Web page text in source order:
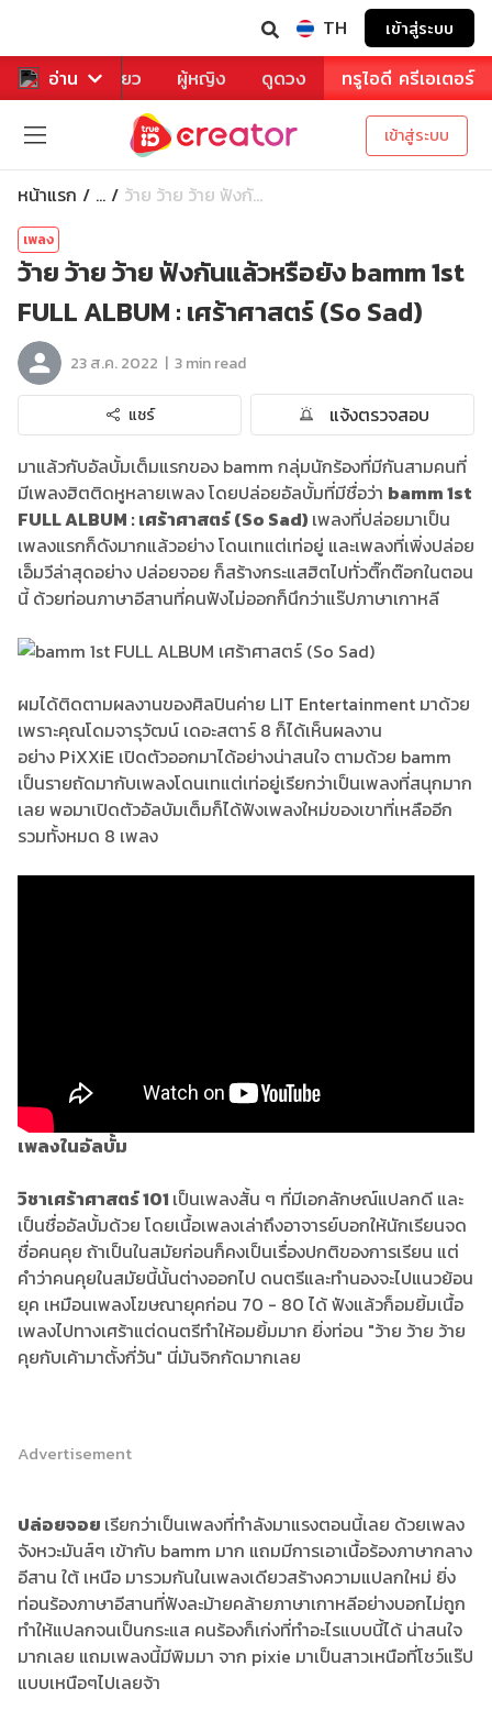
TH เข้าสู่ระบบ
อ่าน
หาร ท่องเที่ยว ผู้หญิง ดูดวง ทรูไอดี ครีเอเตอร์
เข้าสู่ระบบ
หน้าแรก ... ว้าย ว้าย ว้าย ฟังกั...
เพลง
ว้าย ว้าย ว้าย ฟังกันแล้วหรือยัง bamm 1st
FULL ALBUM : เศร้าศาสตร์ (So Sad)
23 ส.ค. 2022 | 3 min read
แชร์
แจ้งตรวจสอบ
มาแล้วกับอัลบั้มเต็มแรกของ bamm กลุ่มนักร้องที่มีกันสามคนที่
มีเพลงฮิตติดหูหลายเพลง โดยปล่อยอัลบั้มที่มีชื่อว่า bamm 1st
FULL ALBUM : เศร้าศาสตร์ (So Sad) เพลงที่ปล่อยมาเป็น
เพลงแรกก็ดังมากแล้วอย่าง โดนเทแต่เท่อยู่ และเพลงที่เพิ่งปล่อย
เอ็มวีล่าสุดอย่าง ปล่อยจอย ก็สร้างกระแสฮิตไปทั่วติ๊กต๊อกในตอน
นี้ ด้วยท่อนภาษาอีสานที่คนฟังไม่ออกก็นึกว่าแร๊ปภาษาเกาหลี
ผมได้ติดตามผลงานของศิลปินค่าย LIT Entertainment มาด้วย
เพราะคุณโดมจารุวัฒน์ เดอะสตาร์ 8 ก็ได้เห็นผลงาน
อย่าง PiXXiE เปิดตัวออกมาได้อย่างน่าสนใจ ตามด้วย bamm
เป็นรายถัดมากับเพลงโดนเทแต่เท่อยู่เรียกว่าเป็นเพลงที่สนุกมาก
เลย พอมาเปิดตัวอัลบัมเต็มก็ได้ฟังเพลงใหม่ของเขาที่เหลืออีก
รวมทั้งหมด 8 เพลง
เพลงในอัลบั้ม
วิชาเศร้าศาสตร์ 101 เป็นเพลงสั้น ๆ ที่มีเอกลักษณ์แปลกดี และ
เป็นชื่ออัลบั้มด้วย โดยเนื้อเพลงเล่าถึงอาจารย์บอกให้นักเรียนจด
ชื่อคนคุย ถ้าเป็นในสมัยก่อนก็คงเป็นเรื่องปกติของการเรียน แต่
คำว่าคนคุยในสมัยนี้นั้นต่างออกไป ดนตรีและทำนองจะไปแนวย้อน
ยุค เหมือนเพลงโฆษณายุคก่อน 70 - 80 ได้ ฟังแล้วก็อมยิ้มเนื้อ
เพลงไปทางเศร้าแต่ดนตรีทำให้อมยิ้มมาก ยิ่งท่อน "ว้าย ว้าย ว้าย
คุยกับเค้ามาตั้งกี่วัน" นี่มันจิกกัดมากเลย
Advertisement
ปล่อยจอย เรียกว่าเป็นเพลงที่ทำลังมาแรงตอนนี้เลย ด้วยเพลง
จังหวะมันส์ๆ เข้ากับ bamm มาก แถมมีการเอาเนื้อร้องภาษากลาง
อีสาน ใต้ เหนือ มารวมกันในเพลงเดียวสร้างความแปลกใหม่ ยิ่ง
ท่อนร้องภาษาอีสานที่ฟังละม้ายคล้ายภาษาเกาหลีอย่างบอกไม่ถูก
ทำให้แปลกจนเป็นกระแส คนร้องก็เก่งที่ทำอะไรแบบนี้ได้ น่าสนใจ
มากเลย แถมเพลงนี้มีพิมมา จาก pixie มาเป็นสาวเหนือที่โชว์แร๊ป
แบบเหนือๆไปเลยจ้า